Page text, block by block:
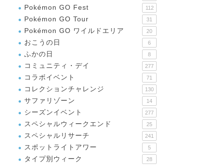
Pokémon GO Fest 112
Pokémon GO Tour 31
Pokémon GO ワイルドエリア 20
おこうの日 6
ふかの日 8
コミュニティ・デイ 277
コラボイベント 71
コレクションチャレンジ 130
サファリゾーン 14
シーズンイベント 277
スペシャルウィークエンド 25
スペシャルリサーチ 241
スポットライトアワー 5
タイプ別ウィーク 28